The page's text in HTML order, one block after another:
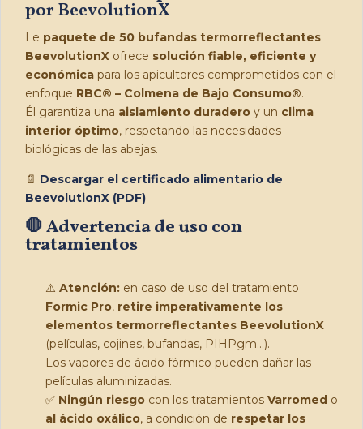
por BeevolutionX
Le paquete de 50 bufandas termorreflectantes
BeevolutionX ofrece solución fiable, eficiente y
económica para los apicultores comprometidos con el
enfoque RBC® – Colmena de Bajo Consumo®.
Él garantiza una aislamiento duradero y un clima
interior óptimo, respetando las necesidades
biológicas de las abejas.
📄 Descargar el certificado alimentario de
BeevolutionX (PDF)
🛑Advertencia de uso con
tratamientos
⚠️ Atención: en caso de uso del tratamiento
Formic Pro, retire imperativamente los
elementos termorreflectantes BeevolutionX
(películas, cojines, bufandas, PIHPgm…).
Los vapores de ácido fórmico pueden dañar las
películas aluminizadas.
✅ Ningún riesgo con los tratamientos Varromed o
al ácido oxálico, a condición de respetar los